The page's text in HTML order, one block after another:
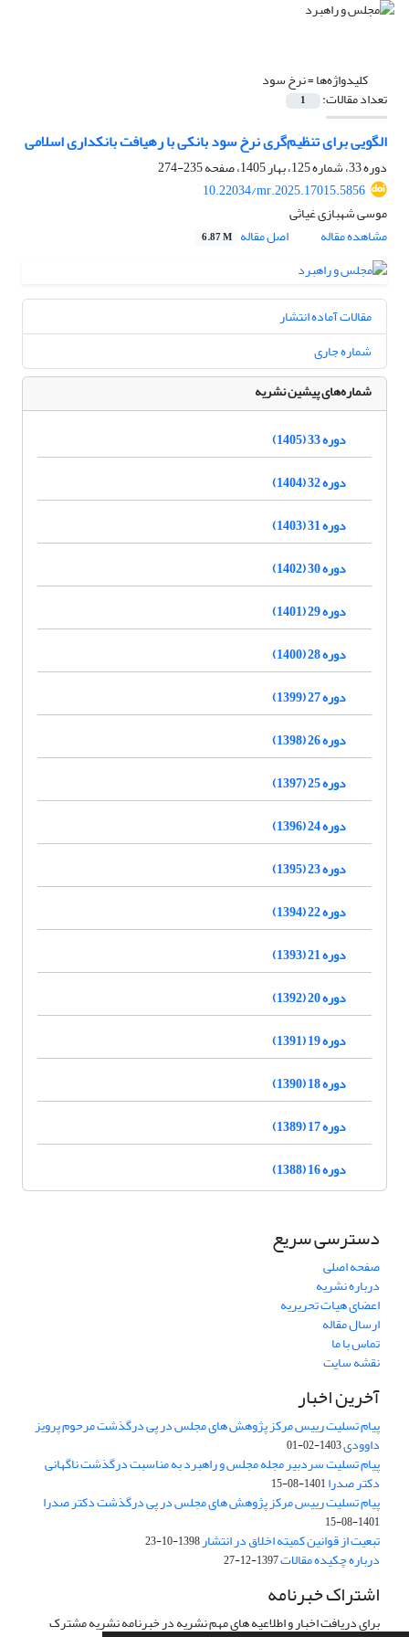
کلیدواژه‌ها =نرخ سود
تعداد مقالات: 1
الگویی برای تنظیم‌گری نرخ سود بانکی با رهیافت بانکداری اسلامی
دوره 33، شماره 125، بهار 1405، صفحه
235-274
10.22034/mr.2025.17015.5856
موسی شهبازی غیاثی
مشاهده مقاله
اصل مقاله 6.87 M
مقالات آماده انتشار
شماره جاری
شماره‌های پیشین نشریه
دوره 33 (1405)
دوره 32 (1404)
دوره 31 (1403)
دوره 30 (1402)
دوره 29 (1401)
دوره 28 (1400)
دوره 27 (1399)
دوره 26 (1398)
دوره 25 (1397)
دوره 24 (1396)
دوره 23 (1395)
دوره 22 (1394)
دوره 21 (1393)
دوره 20 (1392)
دوره 19 (1391)
دوره 18 (1390)
دوره 17 (1389)
دوره 16 (1388)
دسترسی سریع
صفحه اصلی
درباره نشریه
اعضای هیات تحریریه
ارسال مقاله
تماس با ما
نقشه سایت
آخرین اخبار
پیام تسلیت رییس مرکز پژوهش های مجلس در پی درگذشت مرحوم پرویز
داوودی1403-02-01
پیام تسلیت سردبیر مجله مجلس و راهبرد به مناسبت درگذشت ناگهانی
دکتر صدرا1401-08-15
پیام تسلیت رییس مرکز پژوهش های مجلس در پی درگذشت دکتر صدرا
1401-08-15
تبعیت از قوانین کمیته اخلاق در انتشار1398-10-23
درباره چکیده مقالات1397-12-27
اشتراک خبرنامه
برای دریافت اخبار و اطلاعیه های مهم نشریه در خبرنامه نشریه مشترک